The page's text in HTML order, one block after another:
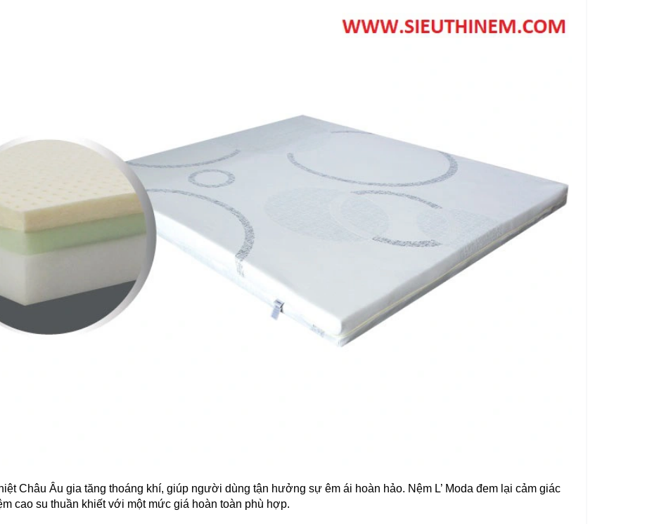
Châu Âu gia tăng thoáng khí, giúp người dùng tận hưởng sự êm ái hoàn hảo. Nệm L’ Moda đem lại cảm giác
cao su thuần khiết với một mức giá hoàn toàn phù hợp.